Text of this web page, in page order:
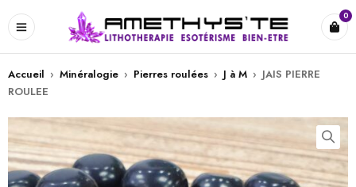
0
Accueil › Minéralogie › Pierres roulées › J à M › JAIS PIERRE
ROULEE